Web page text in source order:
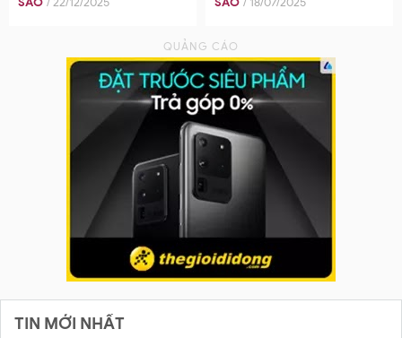
TIN MỚI NHẤT